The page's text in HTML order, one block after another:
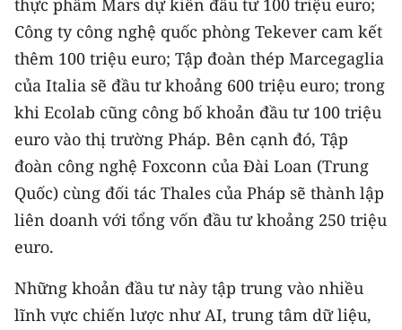
CHUYÊN ĐỀ
CÁC CHUYÊN TRANG
VỀ BÁO NHÂN DÂN
THỜI NAY
NHÂN DÂN CUỐI TUẦN
MUA BÁO
thực phẩm Mars dự kiến đầu tư 100 triệu euro;
Công ty công nghệ quốc phòng Tekever cam kết
thêm 100 triệu euro; Tập đoàn thép Marcegaglia
của Italia sẽ đầu tư khoảng 600 triệu euro; trong
khi Ecolab cũng công bố khoản đầu tư 100 triệu
euro vào thị trường Pháp. Bên cạnh đó, Tập
đoàn công nghệ Foxconn của Đài Loan (Trung
Quốc) cùng đối tác Thales của Pháp sẽ thành lập
liên doanh với tổng vốn đầu tư khoảng 250 triệu
euro.
Những khoản đầu tư này tập trung vào nhiều
lĩnh vực chiến lược như AI, trung tâm dữ liệu,